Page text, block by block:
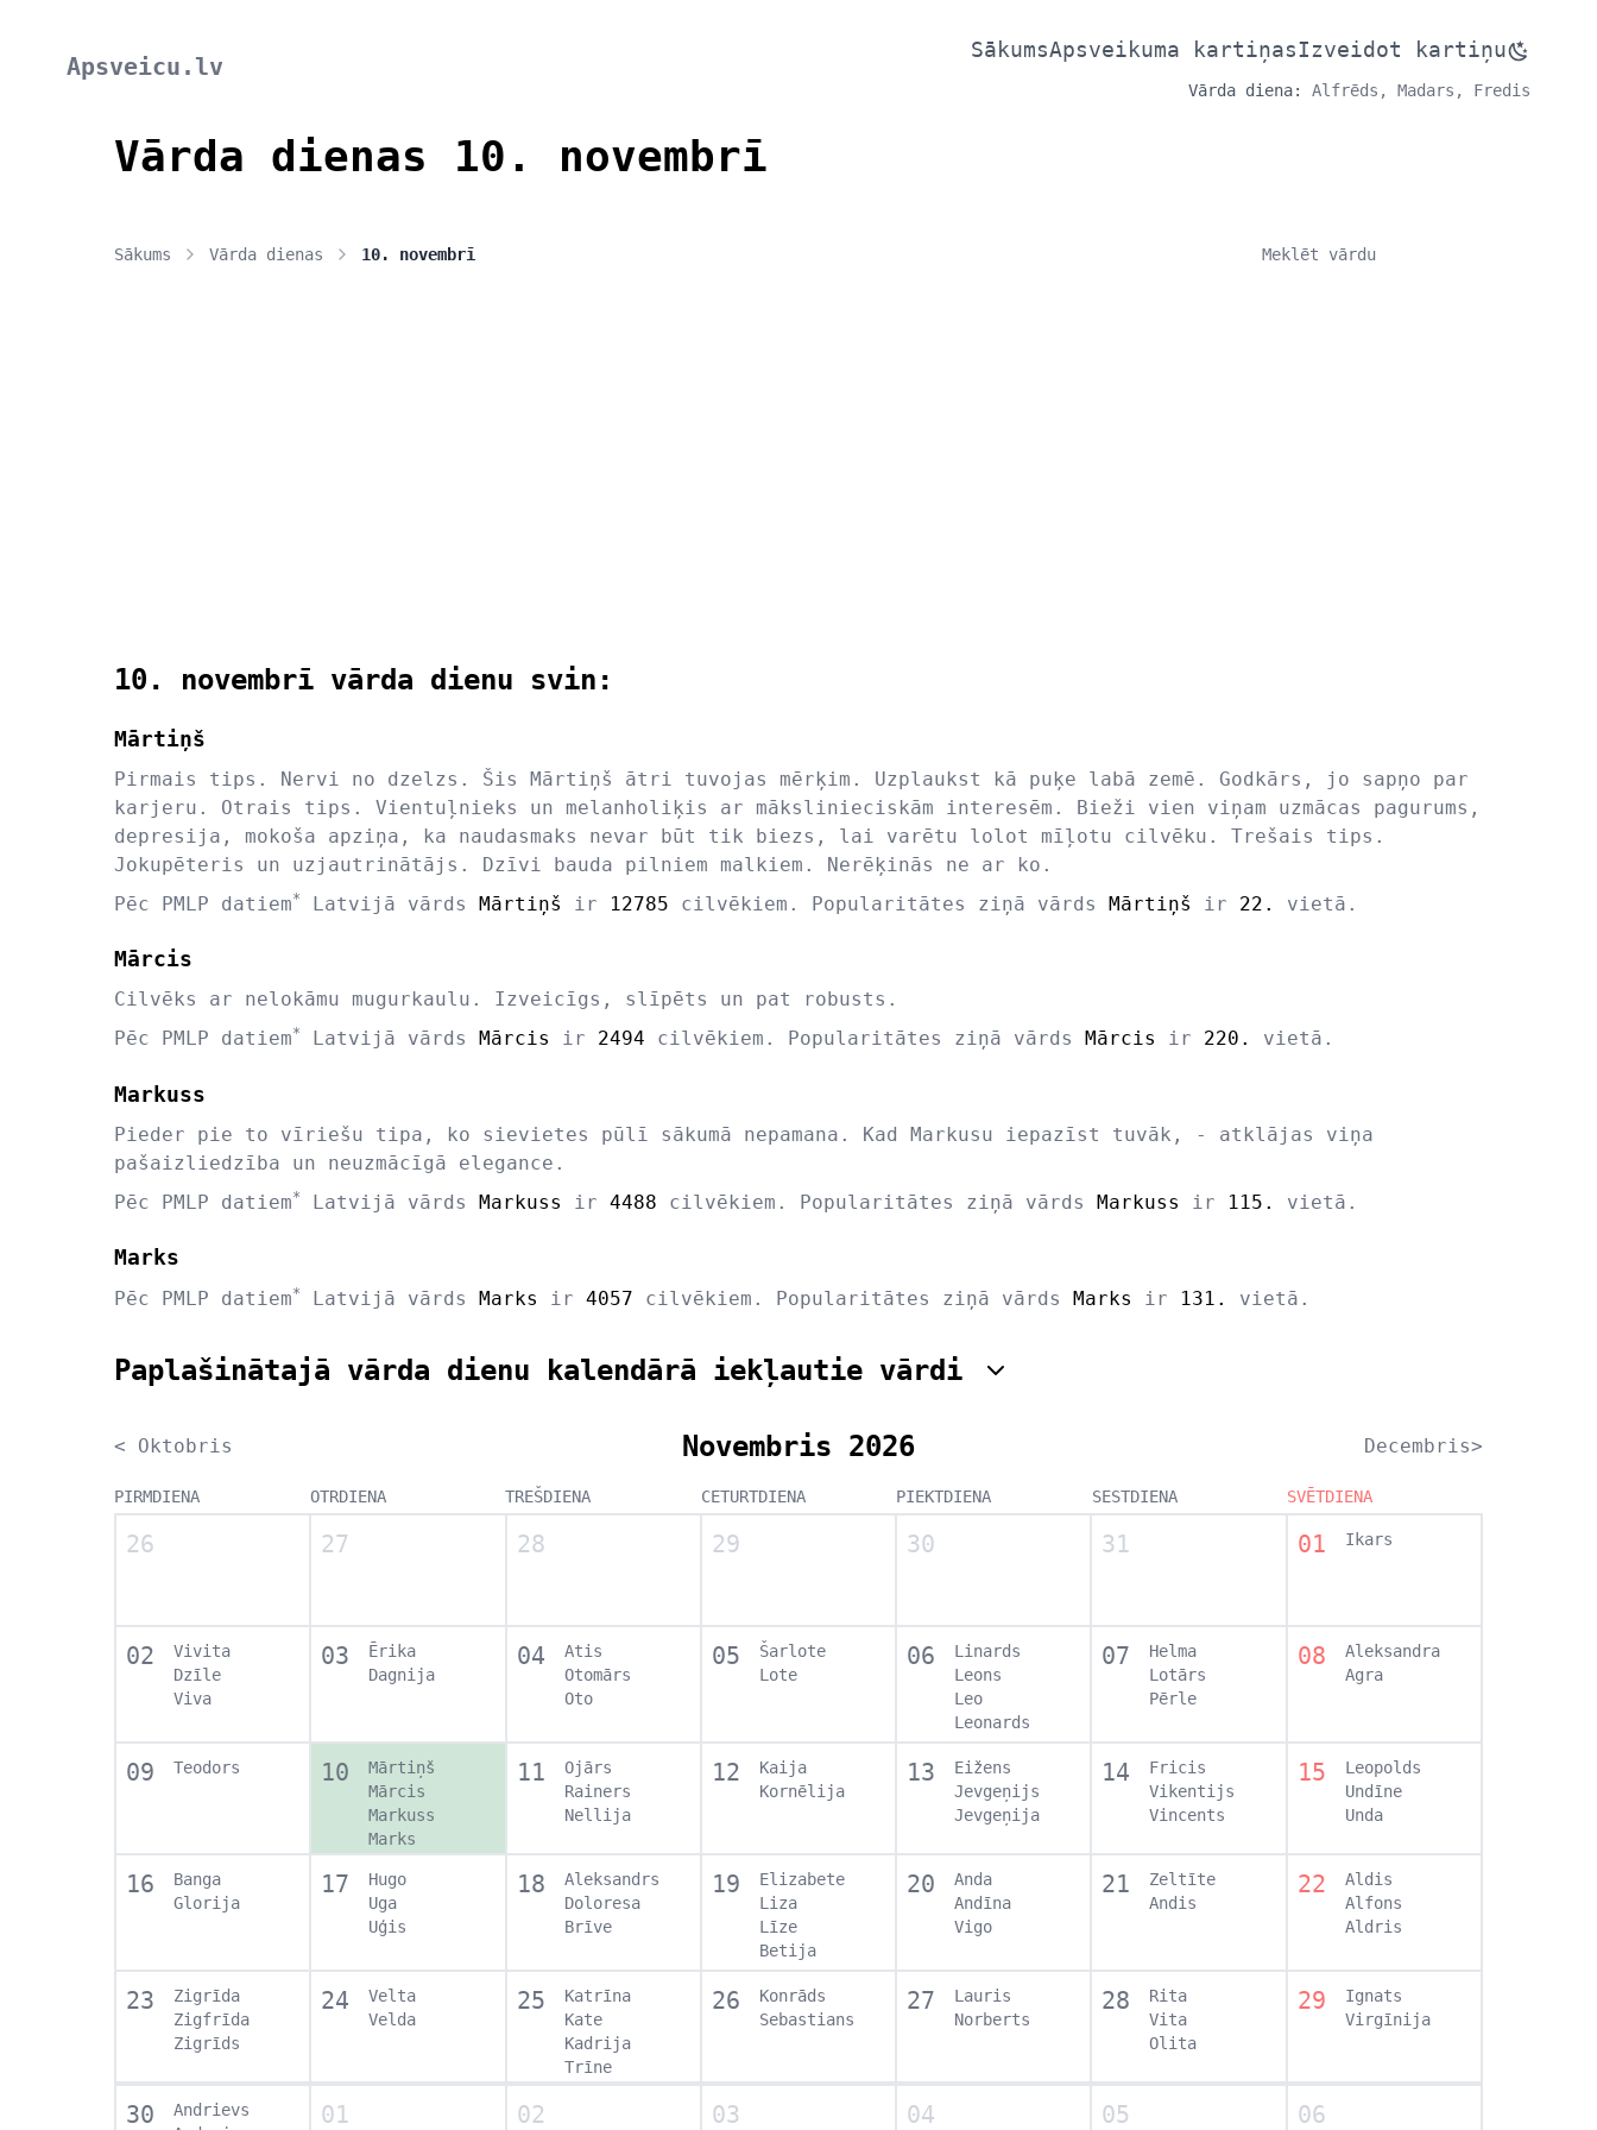
Apsveicu.lv
SākumsApsveikuma kartiņasIzveidot kartiņu
Vārda diena: Alfrēds, Madars, Fredis
Vārda dienas 10. novembrī
Sākums Vārda dienas 10. novembrī
10. novembrī vārda dienu svin:
Mārtiņš
Pirmais tips. Nervi no dzelzs. Šis Mārtiņš ātri tuvojas mērķim. Uzplaukst kā puķe labā zemē. Godkārs, jo sapņo par
karjeru. Otrais tips. Vientuļnieks un melanholiķis ar mākslinieciskām interesēm. Bieži vien viņam uzmācas pagurums,
depresija, mokoša apziņa, ka naudasmaks nevar būt tik biezs, lai varētu lolot mīļotu cilvēku. Trešais tips.
Jokupēteris un uzjautrinātājs. Dzīvi bauda pilniem malkiem. Nerēķinās ne ar ko.
Pēc PMLP datiem* Latvijā vārds Mārtiņš ir 12785 cilvēkiem. Popularitātes ziņā vārds Mārtiņš ir 22. vietā.
Mārcis
Cilvēks ar nelokāmu mugurkaulu. Izveicīgs, slīpēts un pat robusts.
Pēc PMLP datiem* Latvijā vārds Mārcis ir 2494 cilvēkiem. Popularitātes ziņā vārds Mārcis ir 220. vietā.
Markuss
Pieder pie to vīriešu tipa, ko sievietes pūlī sākumā nepamana. Kad Markusu iepazīst tuvāk, - atklājas viņa
pašaizliedzība un neuzmācīgā elegance.
Pēc PMLP datiem* Latvijā vārds Markuss ir 4488 cilvēkiem. Popularitātes ziņā vārds Markuss ir 115. vietā.
Marks
Pēc PMLP datiem* Latvijā vārds Marks ir 4057 cilvēkiem. Popularitātes ziņā vārds Marks ir 131. vietā.
Paplašinātajā vārda dienu kalendārā iekļautie vārdi
< Oktobris Novembris 2026 Decembris>
PIRMDIENA OTRDIENA TREŠDIENA CETURTDIENA PIEKTDIENA SESTDIENA SVĒTDIENA
26 27 28 29 30 31 01 Ikars
02
Vivita
Dzīle
Viva
03
Ērika
Dagnija
04
Atis
Otomārs
Oto
05
Šarlote
Lote
06
Linards
Leons
Leo
Leonards
07
Helma
Lotārs
Pērle
08
Aleksandra
Agra
09 Teodors 10
Mārtiņš
Mārcis
Markuss
Marks
11
Ojārs
Rainers
Nellija
12
Kaija
Kornēlija
13
Eižens
Jevgeņijs
Jevgeņija
14
Fricis
Vikentijs
Vincents
15
Leopolds
Undīne
Unda
16
Banga
Glorija
17
Hugo
Uga
Uģis
18
Aleksandrs
Doloresa
Brīve
19
Elizabete
Liza
Līze
Betija
20
Anda
Andīna
Vigo
21
Zeltīte
Andis
22
Aldis
Alfons
Aldris
23
Zigrīda
Zigfrīda
Zigrīds
24
Velta
Velda
25
Katrīna
Kate
Kadrija
Trīne
26
Konrāds
Sebastians
27
Lauris
Norberts
28
Rita
Vita
Olita
29
Ignats
Virgīnija
30
Andrievs
01 02 03 04 05 06